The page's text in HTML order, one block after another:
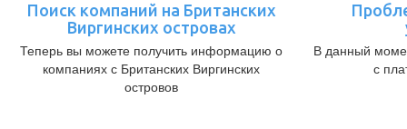
Поиск компаний на Британских
Виргинских островах
Теперь вы можете получить информацию о
компаниях с Британских Виргинских
островов
В данный
с